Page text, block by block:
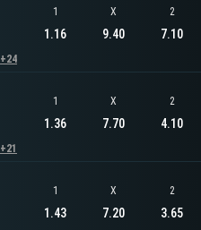
+24
1
1.16
X
9.40
2
7.10
+21
1
1.36
X
7.70
2
4.10
1
1.43
X
7.20
2
3.65